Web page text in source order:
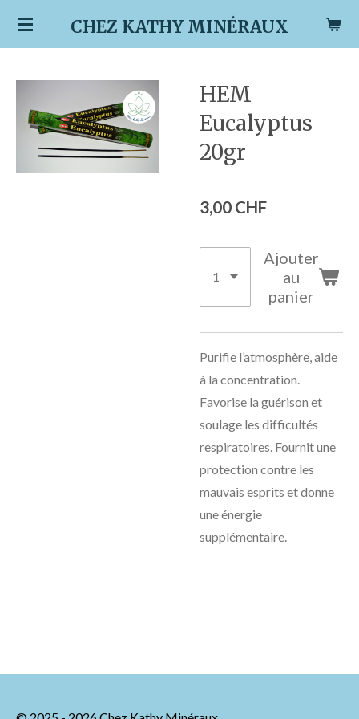
Passer
CHEZ KATHY MINÉRAUX
HEM
Eucalyptus
20gr
3,00 CHF
Ajouter
au
panier
Purifie l’atmosphère, aide
à la concentration.
Favorise la guérison et
soulage les difficultés
respiratoires. Fournit une
protection contre les
mauvais esprits et donne
une énergie
supplémentaire.